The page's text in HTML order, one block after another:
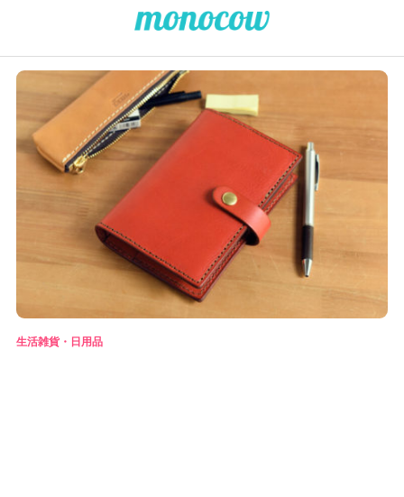
生活雑貨・日用品